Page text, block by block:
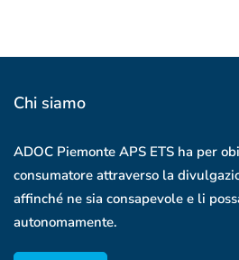
Chi siamo
ADOC Piemonte APS ETS ha per
consumatore attraverso la
affinché ne sia consapevole e li
autonomamente.